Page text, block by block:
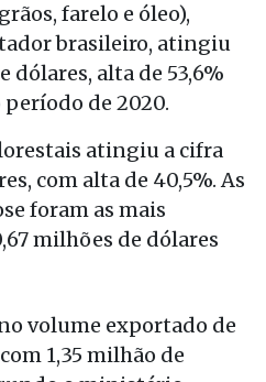
farelo e óleo),
brasileiro, atingiu
dólares, alta de 53,6%
período de 2020.
atingiu a cifra
com alta de 40,5%. As
foram as mais
milhões de dólares
volume exportado de
1,35 milhão de